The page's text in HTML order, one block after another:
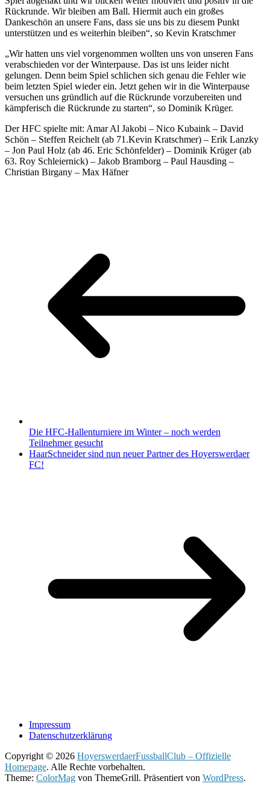
Rückrunde. Wir bleiben am Ball. Hiermit auch ein großes
Dankeschön an unsere Fans, dass sie uns bis zu diesem Punkt
unterstützen und es weiterhin bleiben“, so Kevin Kratschmer
„Wir hatten uns viel vorgenommen wollten uns von unseren Fans
verabschieden vor der Winterpause. Das ist uns leider nicht
gelungen. Denn beim Spiel schlichen sich genau die Fehler wie
beim letzten Spiel wieder ein. Jetzt gehen wir in die Winterpause
versuchen uns gründlich auf die Rückrunde vorzubereiten und
kämpferisch die Rückrunde zu starten“, so Dominik Krüger.
Der HFC spielte mit: Amar Al Jakobi – Nico Kubaink – David
Schön – Steffen Reichelt (ab 71.Kevin Kratschmer) – Erik Lanzky
– Jon Paul Holz (ab 46. Eric Schönfelder) – Dominik Krüger (ab
63. Roy Schleiernick) – Jakob Bramborg – Paul Hausding –
Christian Birgany – Max Häfner
Die HFC-Hallenturniere im Winter – noch werden
Teilnehmer gesucht
HaarSchneider sind nun neuer Partner des Hoyerswerdaer
FC!
Impressum
Datenschutzerklärung
Copyright © 2026 HoyerswerdaerFussballClub – Offizielle
Homepage. Alle Rechte vorbehalten.
Theme: ColorMag von ThemeGrill. Präsentiert von WordPress.